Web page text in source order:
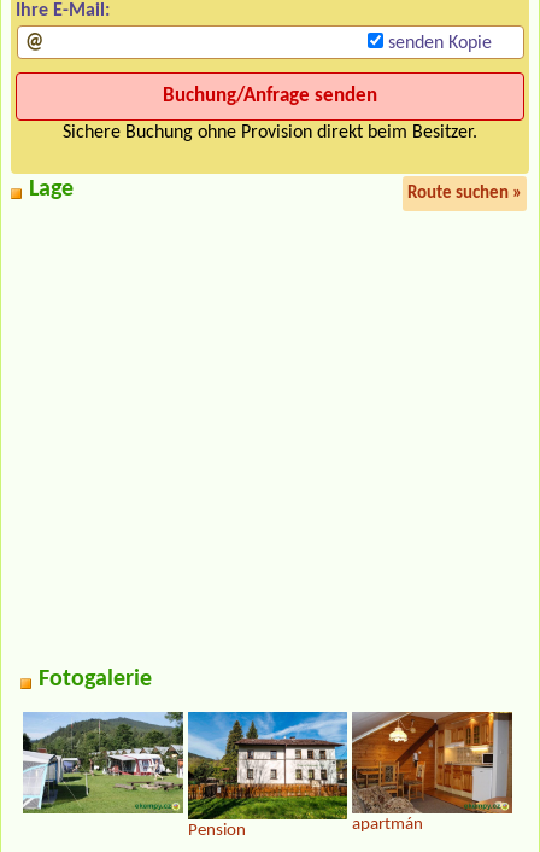
Ihre E-Mail:
senden Kopie
Sichere Buchung ohne Provision direkt beim Besitzer.
Lage Route suchen »
Fotogalerie
Pension apartmán